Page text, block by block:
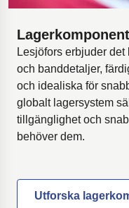
Lesjöfors erbjuder
och banddetaljer,
och idealiska för
globalt lagersystem
tillgänglighet och
behöver dem.
Utforska